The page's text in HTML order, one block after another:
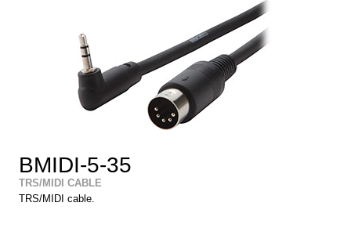
BMIDI-5-35
TRS/MIDI CABLE
TRS/MIDI cable.